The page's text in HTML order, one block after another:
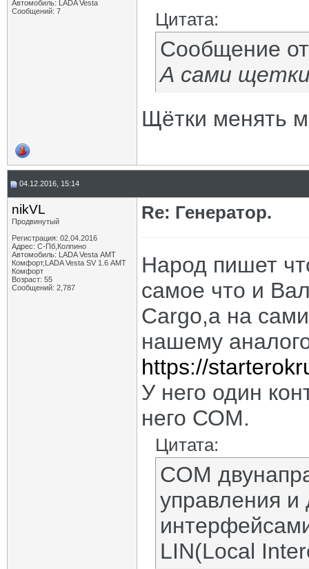
Автомобиль: LADA Vesta
Сообщений: 7
Цитата:
Сообщение
А сами
Щётки менять
04.12.2016, 15:14
nikVL
Продвинутый
Регистрация: 02.04.2016
Адрес: С-Пб,Колпино
Автомобиль: LADA Vesta АМТ
Комфорт,LADA Vesta SV 1.6 АМТ
Комфорт
Возраст: 55
Сообщений: 2,787
Re: Генератор.
Народ пишет
самое что и
Cargo,а на
нашему
https://
У него один
него СОМ.
Цитата:
COM
управления и
LIN(Local